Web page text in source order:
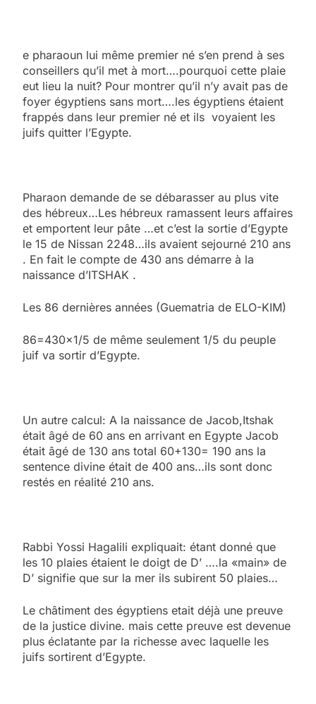
e pharaoun lui même premier né s’en prend à ses
conseillers qu’il met à mort….pourquoi cette plaie
eut lieu la nuit? Pour montrer qu’il n’y avait pas de
foyer égyptiens sans mort….les égyptiens étaient
frappés dans leur premier né et ils voyaient les
juifs quitter l’Egypte.
Pharaon demande de se débarasser au plus vite
des hébreux…Les hébreux ramassent leurs affaires
et emportent leur pâte …et c’est la sortie d’Egypte
le 15 de Nissan 2248…ils avaient sejourné 210 ans
. En fait le compte de 430 ans démarre à la
naissance d’ITSHAK .
Les 86 dernières années (Guematria de ELO-KIM)
86=430×1/5 de même seulement 1/5 du peuple
juif va sortir d’Egypte.
Un autre calcul: A la naissance de Jacob,Itshak
était âgé de 60 ans en arrivant en Egypte Jacob
était âgé de 130 ans total 60+130= 190 ans la
sentence divine était de 400 ans…ils sont donc
restés en réalité 210 ans.
Rabbi Yossi Hagalili expliquait: étant donné que
les 10 plaies étaient le doigt de D’ ….la «main» de
D’ signifie que sur la mer ils subirent 50 plaies…
Le châtiment des égyptiens etait déjà une preuve
de la justice divine. mais cette preuve est devenue
plus éclatante par la richesse avec laquelle les
juifs sortirent d’Egypte.